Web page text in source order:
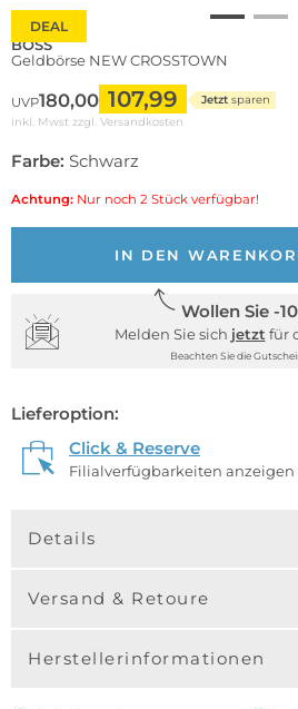
DEAL
BOSS
Geldbörse NEW CROSSTOWN
UVP180,00 107,99 Jetzt sparen
inkl. Mwst zzgl. Versandkosten
Farbe: Schwarz
Achtung: Nur noch 2 Stück verfügbar!
IN DEN
Wollen Sie -
Melden Sie sich jetzt für
Beachten Sie die
Lieferoption:
Click & Reserve
Filialverfügbarkeiten anzeigen
Details
Versand & Retoure
Herstellerinformationen